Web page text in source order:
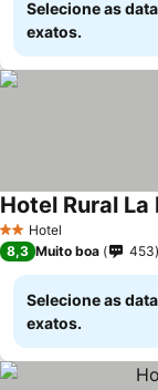
Selecione as
exatos.
2 Estrelas
Hotel
Hotel Rural La
8,3 Muito boa 453
Selecione as
exatos.